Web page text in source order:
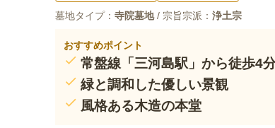
墓地タイプ： 寺院墓地/ 宗旨宗派： 浄土宗
おすすめポイント
常盤線「三河島駅」から徒歩4
緑と調和した優しい景観
風格ある木造の本堂